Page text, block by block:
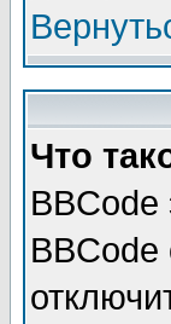
Что
BBCode